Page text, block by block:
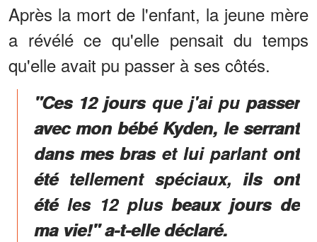
Après la mort de l'enfant, la jeune mère
a révélé ce qu'elle pensait du temps
qu'elle avait pu passer à ses côtés.
"Ces 12 jours que j'ai pu passer
avec mon bébé Kyden, le serrant
dans mes bras et lui parlant ont
été tellement spéciaux, ils ont
été les 12 plus beaux jours de
ma vie!" a-t-elle déclaré.